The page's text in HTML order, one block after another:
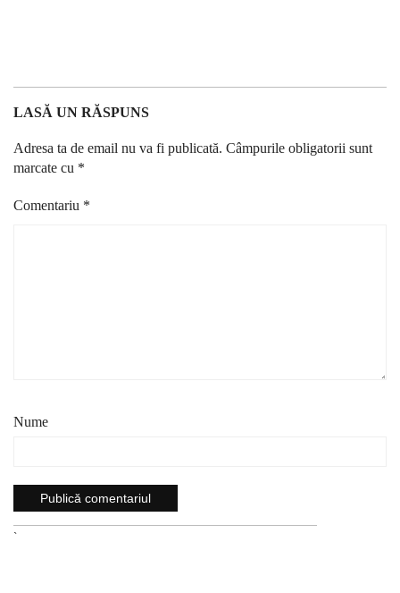
LASĂ UN RĂSPUNS
Adresa ta de email nu va fi publicată. Câmpurile obligatorii sunt
marcate cu *
Comentariu *
Nume
`